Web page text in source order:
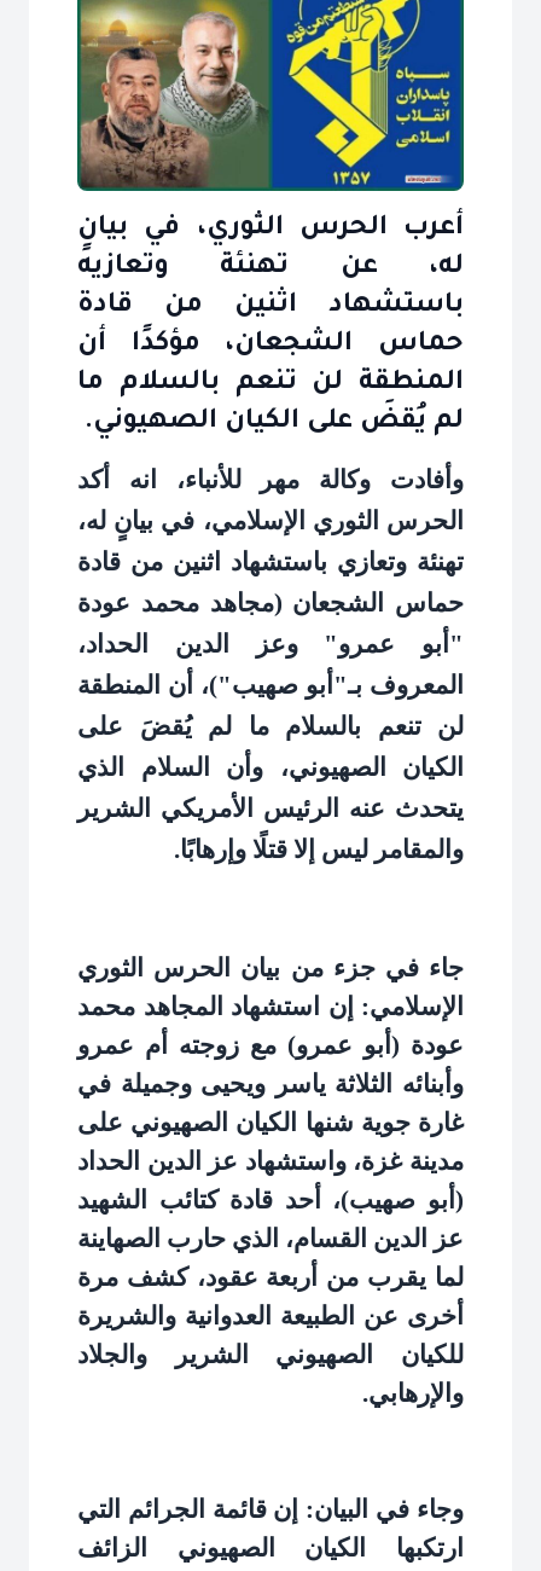
أعرب الحرس الثوري، في بيانٍ
له، عن تهنئة وتعازيه
باستشهاد اثنين من قادة
حماس الشجعان، مؤكدًا أن
المنطقة لن تنعم بالسلام ما
لم يُقضَ على الكيان الصهيوني.
وأفادت وكالة مهر للأنباء، انه أكد
الحرس الثوري الإسلامي، في بيانٍ له،
تهنئة وتعازي باستشهاد اثنين من قادة
حماس الشجعان (مجاهد محمد عودة
"أبو عمرو" وعز الدين الحداد،
المعروف بـ"أبو صهيب")، أن المنطقة
لن تنعم بالسلام ما لم يُقضَ على
الكيان الصهيوني، وأن السلام الذي
يتحدث عنه الرئيس الأمريكي الشرير
والمقامر ليس إلا قتلًا وإرهابًا.
جاء في جزء من بيان الحرس الثوري
الإسلامي: إن استشهاد المجاهد محمد
عودة (أبو عمرو) مع زوجته أم عمرو
وأبنائه الثلاثة ياسر ويحيى وجميلة في
غارة جوية شنها الكيان الصهيوني على
مدينة غزة، واستشهاد عز الدين الحداد
(أبو صهيب)، أحد قادة كتائب الشهيد
عز الدين القسام، الذي حارب الصهاينة
لما يقرب من أربعة عقود، كشف مرة
أخرى عن الطبيعة العدوانية والشريرة
للكيان الصهيوني الشرير والجلاد
والإرهابي.
وجاء في البيان: إن قائمة الجرائم التي
ارتكبها الكيان الصهيوني الزائف